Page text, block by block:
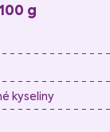
g
kyseliny